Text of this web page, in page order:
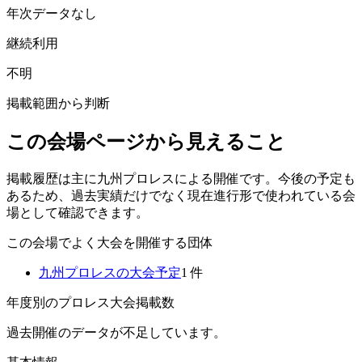
年次データなし
継続利用
不明
掲載範囲から判断
この会場ページから見えること
掲載履歴は主に九州プロレスによる開催です。今後の予定も
あるため、過去実績だけでなく現在進行形で使われている会
場として確認できます。
この会場でよく大会を開催する団体
九州プロレスの大会予定1 件
年度別のプロレス大会掲載数
過去開催のデータが不足しています。